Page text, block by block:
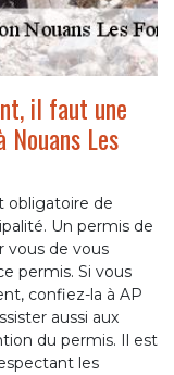
il faut une
Les
obligatoire de
Un permis de
vous de vous
permis. Si vous
confiez-la à AP
aussi aux
du permis. Il est
les